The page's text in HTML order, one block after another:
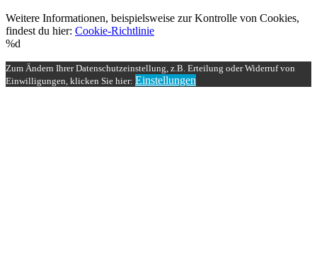
Weitere Informationen, beispielsweise zur Kontrolle von Cookies,
findest du hier: Cookie-Richtlinie
%d
Zum Ändern Ihrer Datenschutzeinstellung, z.B. Erteilung oder Widerruf von
Einwilligungen, klicken Sie hier: Einstellungen